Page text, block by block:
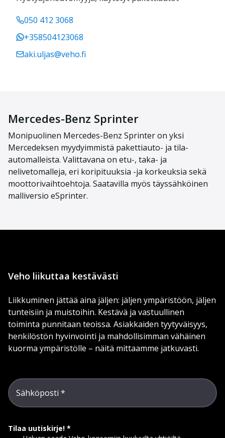
050 412 3068
+358504123068
aki.uljas@veho.fi
Mercedes-Benz Sprinter
Monipuolinen Mercedes-Benz Sprinteron yksi
Mercedeksen myydyimmistä pakettiauto- ja tila-
automalleista. Valittavana on etu-, taka- ja
nelivetomalleja, eri koripituuksia -ja korkeuksia sekä
moottorivaihtoehtoja. Saatavilla myös täyssähköinen
malliversio eSprinter.
Veho liikuttaa kestävästi
Liikkuminen jättää aina jäljen: jäljen ympäristöön, jäljen
tunteisiin ja muistoihin. Kestävä ja vastuullinen
toiminta punnitaan teoissa. Asiakkaiden tyytyväisyys,
henkilöstön hyvinvointi ja mahdollisimman vähäinen
kuorma ympäristölle – näitä mittaamme jatkuvasti.
Sähköposti
Tilaa uutiskirje!